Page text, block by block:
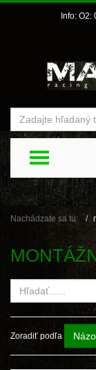
Info:
Nachádzate sa tu:
Zoradiť podľa